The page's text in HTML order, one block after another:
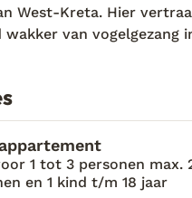
West-Kreta. Hier
van vogelgezang
drink mijn koffie tussen
de schaduw van een
ik versgebakken brood
ik aan de verhalen die in
zitten – van hoe
was. Twee
1 tot 3 personen max.
en 1 kind t/m 18 jaar